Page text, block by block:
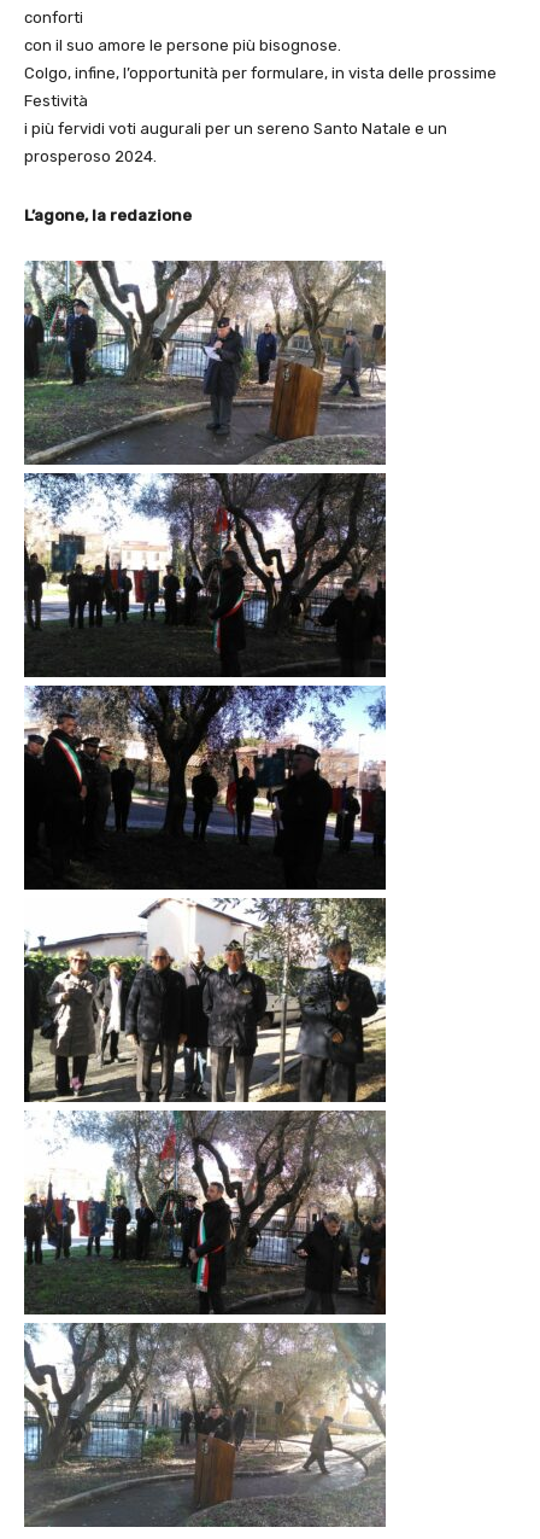
conforti
con il suo amore le persone più bisognose.
Colgo, infine, l’opportunità per formulare, in vista delle prossime
Festività
i più fervidi voti augurali per un sereno Santo Natale e un
prosperoso 2024.
L’agone, la redazione